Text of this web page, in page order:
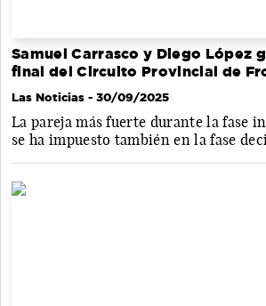
Samuel Carrasco y Diego López
final del Circuito Provincial de
Las Noticias - 30/09/2025
La pareja más fuerte durante la fase
se ha impuesto también en la fase